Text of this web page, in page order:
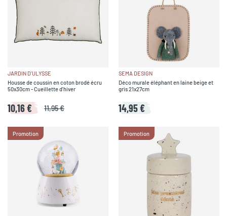
JARDIN D'ULYSSE
Housse de coussin en coton brodé écru
50x30cm - Cueillette d'hiver
10,16 € 11,95 €
SEMA DESIGN
Déco murale éléphant en laine beige et
gris 21x27cm
14,95 €
Promotion Promotion